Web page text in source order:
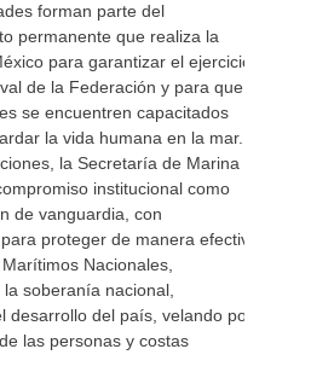
forman parte del
permanente que realiza la
para garantizar el ejercicio
de la Federación y para que
se encuentren capacitados
la vida humana en la mar.
la Secretaría de Marina
institucional como
de vanguardia, con
proteger de manera efectiva
Nacionales,
soberanía nacional,
desarrollo del país, velando por
las personas y costas